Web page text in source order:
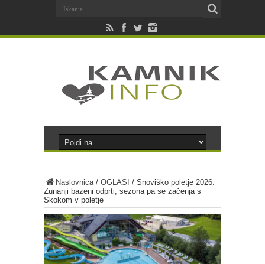
Naslovnica/ OGLASI / Snoviško poletje 2026:
Zunanji bazeni odprti, sezona pa se začenja s
Skokom v poletje